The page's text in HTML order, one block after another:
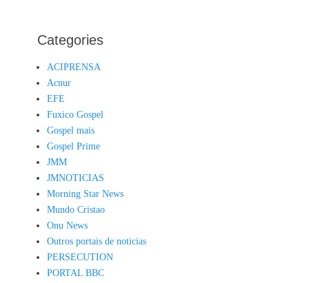
Categories
ACIPRENSA
Acnur
EFE
Fuxico Gospel
Gospel mais
Gospel Prime
JMM
JMNOTICIAS
Morning Star News
Mundo Cristao
Onu News
Outros portais de noticias
PERSECUTION
PORTAL BBC